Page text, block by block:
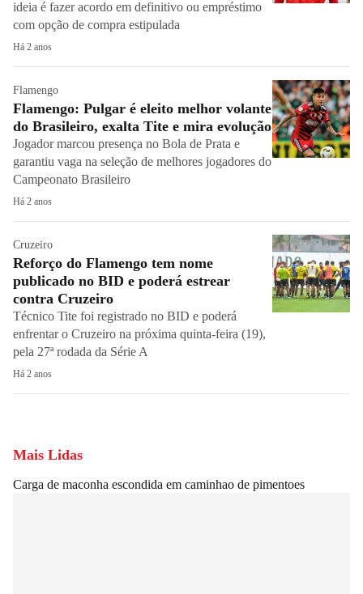
ideia é fazer acordo em definitivo ou empréstimo
com opção de compra estipulada
Há 2 anos
Flamengo
Flamengo: Pulgar é eleito melhor volante
do Brasileiro, exalta Tite e mira evolução
Jogador marcou presença no Bola de Prata e
garantiu vaga na seleção de melhores jogadores do
Campeonato Brasileiro
Há 2 anos
Cruzeiro
Reforço do Flamengo tem nome
publicado no BID e poderá estrear
contra Cruzeiro
Técnico Tite foi registrado no BID e poderá
enfrentar o Cruzeiro na próxima quinta-feira (19),
pela 27ª rodada da Série A
Há 2 anos
Mais Lidas
Carga de maconha escondida em caminhao de pimentoes